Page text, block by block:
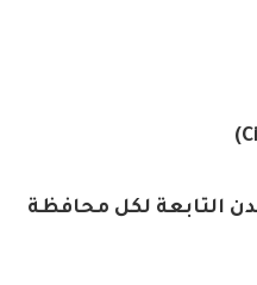
التابعة لكل محافظة